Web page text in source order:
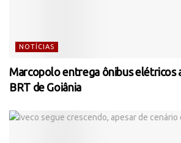
NOTÍCIAS
Marcopolo entrega ônibus elétricos
BRT de Goiânia